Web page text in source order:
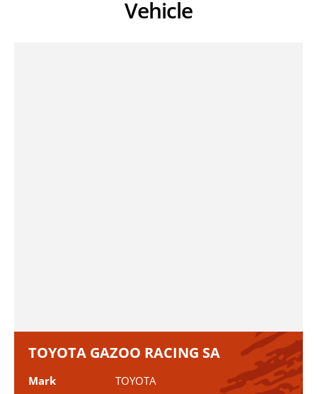
Vehicle
TOYOTA GAZOO RACING SA
Mark
TOYOTA